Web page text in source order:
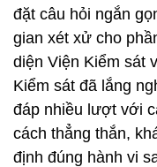
đặt câu hỏi ngắn
gian xét xử cho
diện Viện Kiểm sát
Kiểm sát đã lắng
đáp nhiều lượt với
cách thẳng thắn,
định đúng hành vi